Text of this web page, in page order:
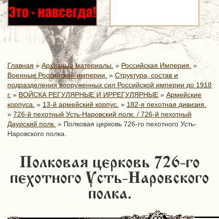
Главная » Архивные материалы. » Российская Империя. »
Военные Российской империи. » Структура, состав и
подразделения вооруженных сил Российской империи до 1918
г. » ВОЙСКА РЕГУЛЯРНЫЕ И ИРРЕГУЛЯРНЫЕ » Армейские
корпуса. » 13-й армейский корпус. » 182-я пехотная дивизия.
» 726-й пехотный Усть-Наровский полк. / 726-й пехотный
Даурский полк. » Полковая церковь 726-го пехотного Усть-
Наровского полка.
Полковая церковь 726-го
пехотного Усть-Наровского
полка.